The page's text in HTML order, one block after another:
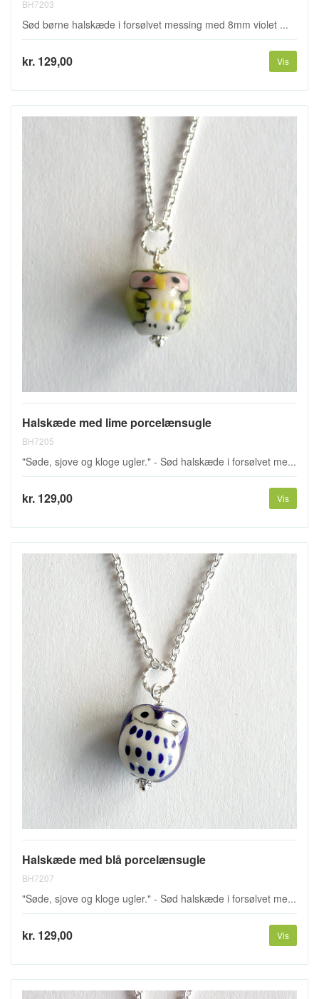
BH7203
Sød børne halskæde i forsølvet messing med 8mm violet ...
kr. 129,00 Vis
Halskæde med lime porcelænsugle
BH7205
"Søde, sjove og kloge ugler." - Sød halskæde i forsølvet me...
kr. 129,00 Vis
Halskæde med blå porcelænsugle
BH7207
"Søde, sjove og kloge ugler." - Sød halskæde i forsølvet me...
kr. 129,00 Vis